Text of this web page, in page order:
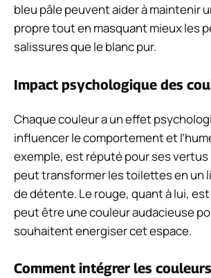
bleu pâle peuvent aider à maintenir
propre tout en masquant mieux les
salissures que le blanc pur.
Impact psychologique des
Chaque couleur a un effet
influencer le comportement et
exemple, est réputé pour ses
peut transformer les toilettes en un
de détente. Le rouge, quant à lui,
peut être une couleur audacieuse
souhaitent energiser cet espace.
Comment intégrer les couleurs